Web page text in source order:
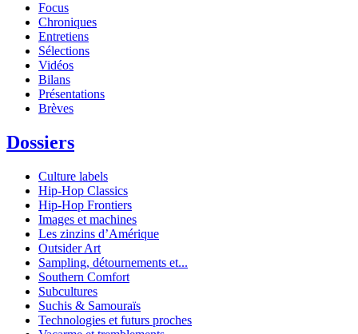
Focus
Chroniques
Entretiens
Sélections
Vidéos
Bilans
Présentations
Brèves
Dossiers
Culture labels
Hip-Hop Classics
Hip-Hop Frontiers
Images et machines
Les zinzins d’Amérique
Outsider Art
Sampling, détournements et...
Southern Comfort
Subcultures
Suchis & Samouraïs
Technologies et futurs proches